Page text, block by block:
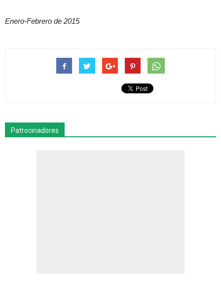
Enero-Febrero de 2015
Patrocinadores